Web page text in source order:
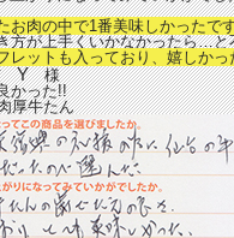
お肉の中で1番美味しかったで
方が上手くいかなかったら…
レットも入っており、嬉しかっ
Y様
かった!!
厚牛たん